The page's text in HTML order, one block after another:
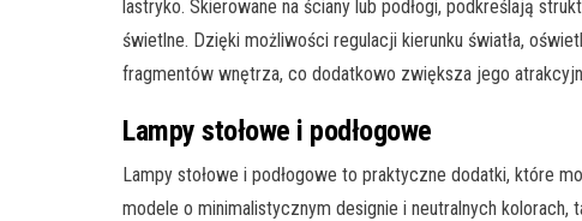
lastryko. Skierowane na ściany lub podłogi, podkreślają
świetlne. Dzięki możliwości regulacji kierunku światła,
fragmentów wnętrza, co dodatkowo zwiększa jego
Lampy stołowe i podłogowe
Lampy stołowe i podłogowe to praktyczne dodatki, które
modele o minimalistycznym designie i neutralnych